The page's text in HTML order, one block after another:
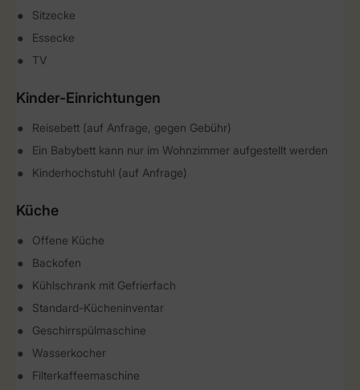
Sitzecke
Essecke
TV
Kinder-Einrichtungen
Reisebett (auf Anfrage, gegen Gebühr)
Ein Babybett kann nur im Wohnzimmer aufgestellt werden
Kinderhochstuhl (auf Anfrage)
Küche
Offene Küche
Backofen
Kühlschrank mit Gefrierfach
Standard-Kücheninventar
Geschirrspülmaschine
Wasserkocher
Filterkaffeemaschine